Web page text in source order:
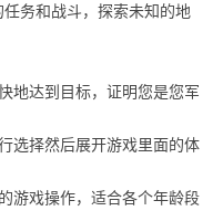
务和战斗，探索未知的地
地达到目标，证明您是您军
选择然后展开游戏里面的体
游戏操作，适合各个年龄段